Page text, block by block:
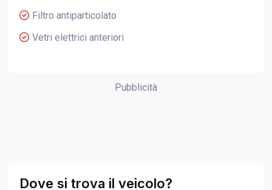
Filtro antiparticolato
Vetri elettrici anteriori
Pubblicità
Dove si trova il veicolo?